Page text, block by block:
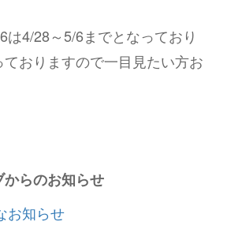
は4/28～5/6までとなっており
ておりますので一目見たい方お
らのお知らせ
お知らせ